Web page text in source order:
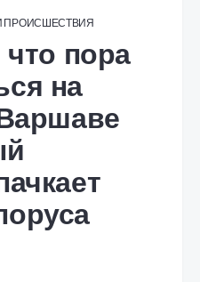
ПРОИСШЕСТВИЯ
что пора
на